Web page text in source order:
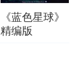
《蓝色星球》
精编版